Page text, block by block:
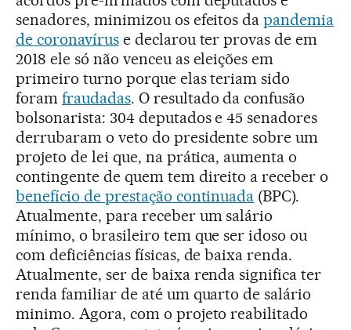
senadores, minimizou os efeitos dapandemia
de coronavíruse declarou ter provas de em
2018 ele só não venceu as eleições em
primeiro turno porque elas teriam sido
foram fraudadas. O resultado da confusão
bolsonarista: 304 deputados e 45 senadores
derrubaram o veto do presidente sobre um
projeto de lei que, na prática, aumenta o
contingente de quem tem direito a receber o
benefício de prestação continuada (BPC).
Atualmente, para receber um salário
mínimo, o brasileiro tem que ser idoso ou
com deficiências físicas, de baixa renda.
Atualmente, ser de baixa renda significa ter
renda familiar de até um quarto de salário
minimo. Agora, com o projeto reabilitado